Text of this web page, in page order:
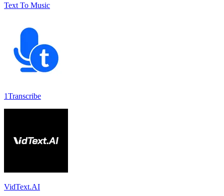
Text To Music
1Transcribe
VidText.AI